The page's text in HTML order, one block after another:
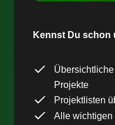
Kennst Du schon
Projekte
Projektlisten
Alle wichtigen